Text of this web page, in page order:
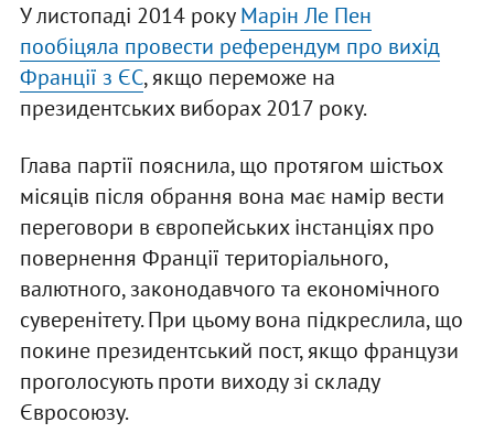
У листопаді 2014 рокуМарін Ле Пен
пообіцяла провести референдум про вихід
Франції з ЄС, якщо переможе на
президентських виборах 2017 року.
Глава партії пояснила, що протягом шістьох
місяців після обрання вона має намір вести
переговори в європейських інстанціях про
повернення Франції територіального,
валютного, законодавчого та економічного
суверенітету. При цьому вона підкреслила, що
покине президентський пост, якщо французи
проголосують проти виходу зі складу
Євросоюзу.